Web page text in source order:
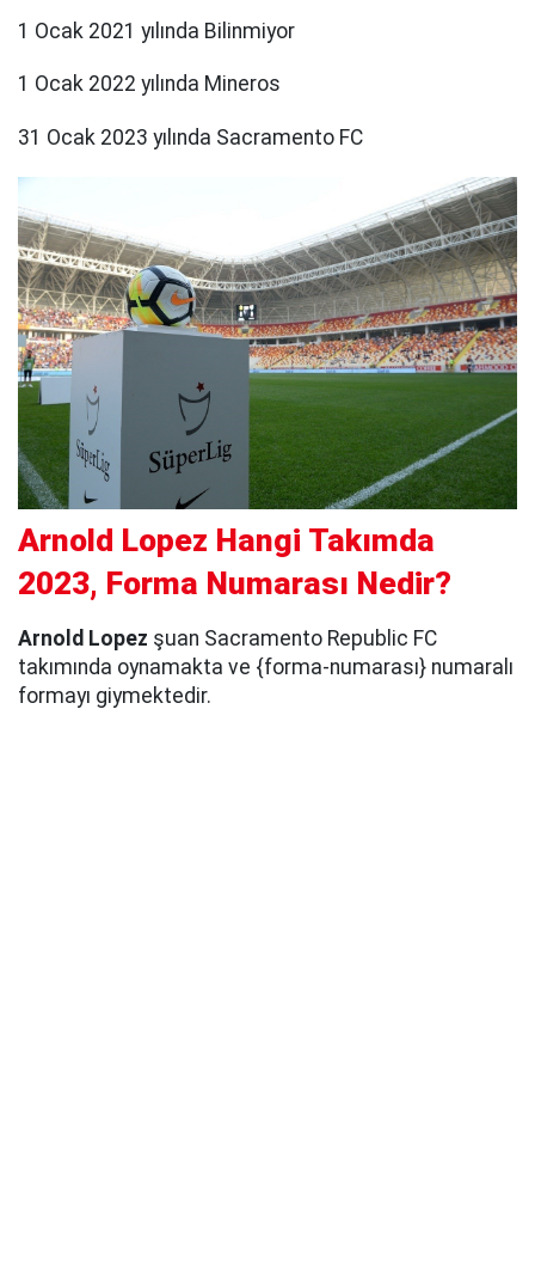
1 Ocak 2021 yılında Bilinmiyor
1 Ocak 2022 yılında Mineros
31 Ocak 2023 yılında Sacramento FC
Arnold Lopez Hangi Takımda
2023, Forma Numarası Nedir?
Arnold Lopez şuan Sacramento Republic FC
takımında oynamakta ve {forma-numarası} numaralı
formayı giymektedir.